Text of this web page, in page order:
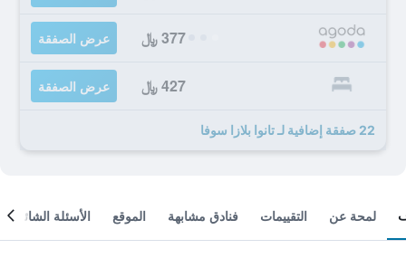
377 ﷼ عرض الصفقة
427 ﷼ عرض الصفقة
22 صفقة إضافية لـ تانوا بلازا سوفا
لمحة عن التقييمات فنادق مشابهة الموقع الأسئلة الشائعة